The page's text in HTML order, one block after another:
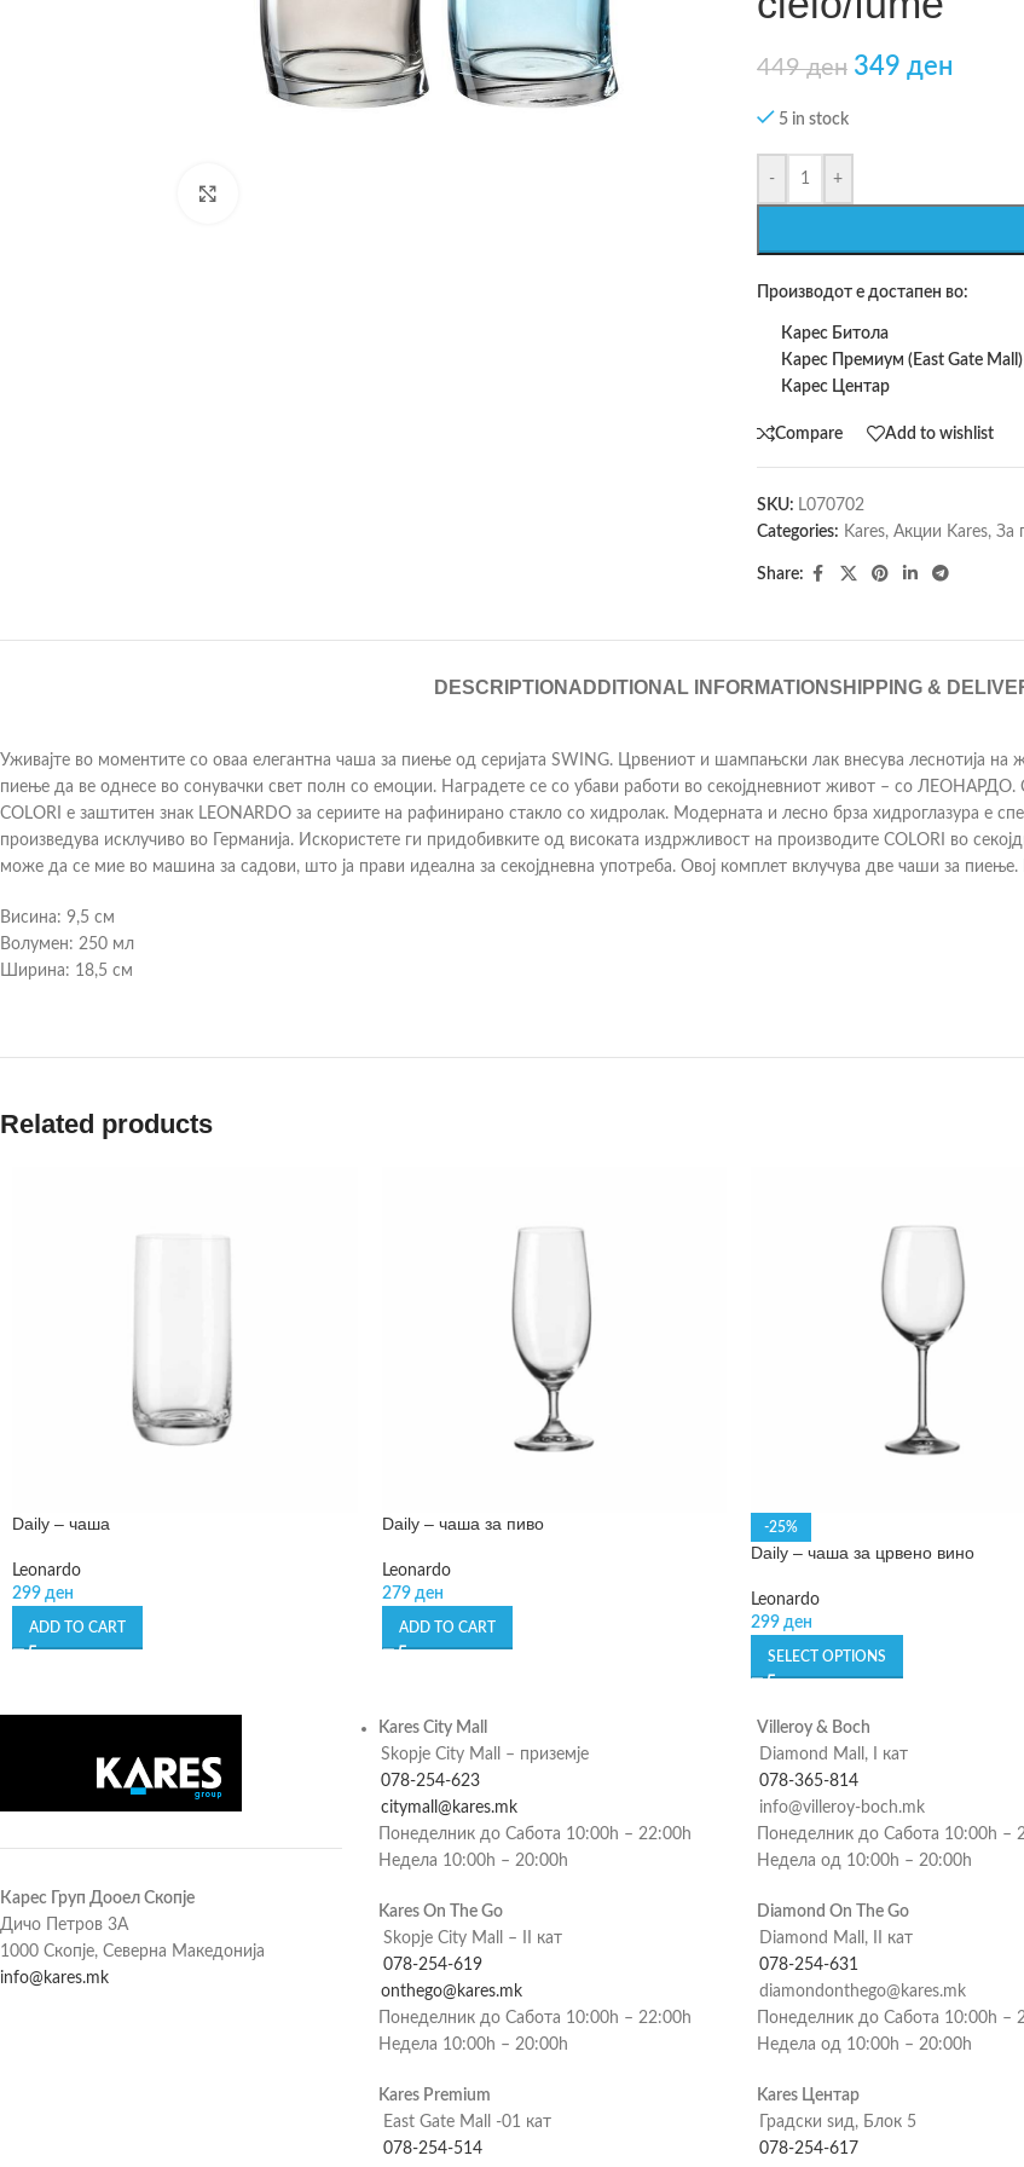
449ден 349 ден
5 in stock
- +
Производот е достапен во:
Карес Битола
Карес Премиум (East Gate Mall)
Карес Центар
Compare Add to wishlist
SKU: L070702
Categories: Kares, Акции Kares, За
Share:
DESCRIPTION ADDITIONAL INFORMATIONSHIPPING &
Уживајте во моментите со оваа елегантна чаша за пиење од серијата SWING. Црвениот и шампањски лак внесува леснотија
пиење да ве однесе во сонувачки свет полн со емоции. Наградете се со убави работи во секојдневниот живот – со
COLORI е заштитен знак LEONARDO за сериите на рафинирано стакло со хидролак. Модерната и лесно брза хидроглазура е
произведува исклучиво во Германија. Искористете ги придобивките од високата издржливост на производите COLORI во
може да се мие во машина за садови, што ја прави идеална за секојдневна употреба. Овој комплет вклучува две чаши за пиење.
Висина: 9,5 см
Волумен: 250 мл
Ширина: 18,5 см
Related products
Daily – чаша
Leonardo
299 ден
ADD TO CART
Daily – чаша за пиво
Leonardo
279 ден
ADD TO CART
-25%
Daily – чаша за црвено вино
Leonardo
299 ден
SELECT OPTIONS
Карес Груп Дооел Скопје
Дичо Петров 3А
1000 Скопје, Северна Македонија
info@kares.mk
Kares City Mall
Skopje City Mall – приземје
078-254-623
citymall@kares.mk
Понеделник до Сабота 10:00h – 22:00h
Недела 10:00h – 20:00h
Kares On The Go
Skopje City Mall – II кат
078-254-619
onthego@kares.mk
Понеделник до Сабота 10:00h – 22:00h
Недела 10:00h – 20:00h
Kares Premium
East Gate Mall -01 кат
078-254-514
Villeroy & Boch
Diamond Mall, I кат
078-365-814
info@villeroy-boch.mk
Понеделник до Сабота 10:00h –
Недела од 10:00h – 20:00h
Diamond On The Go
Diamond Mall, II кат
078-254-631
diamondonthego@kares.mk
Понеделник до Сабота 10:00h –
Недела од 10:00h – 20:00h
Kares Центар
Градски ѕид, Блок 5
078-254-617